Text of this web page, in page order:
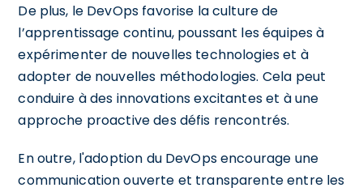
De plus, le DevOps favorise la culture de
l’apprentissage continu, poussant les équipes à
expérimenter de nouvelles technologies et à
adopter de nouvelles méthodologies. Cela peut
conduire à des innovations excitantes et à une
approche proactive des défis rencontrés.
En outre, l'adoption du DevOps encourage une
communication ouverte et transparente entre les